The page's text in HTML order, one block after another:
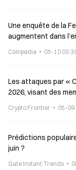
Une enquête de la
augmentent dans
Coinpedia 05-10
Les attaques par «
2026, visant des
Crypto Frontier 05-09
Prédictions
juin ?
Gate Instant Trends